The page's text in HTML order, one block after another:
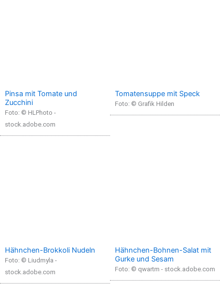
Pinsa mit Tomate und
Zucchini
Foto: © HLPhoto -
stock.adobe.com
Tomatensuppe mit Speck
Foto: © Grafik Hilden
Hähnchen-Brokkoli Nudeln
Foto: © Liudmyla -
stock.adobe.com
Hähnchen-Bohnen-Salat mit
Gurke und Sesam
Foto: © qwartm - stock.adobe.com